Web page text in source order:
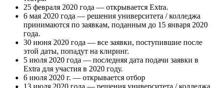
25 февраля 2020 года — открывается Extra.
6 мая 2020 года — решения университета / колледжа
принимаются по заявкам, поданным до 15 января 2020
года.
30 июня 2020 года — все заявки, поступившие после
этой даты, попадут на клиринг.
5 июля 2020 года — последняя дата подачи заявки в
Extra для участия в 2020 году.
6 июля 2020 г. — открывается отбор
13 июля 2020 года — решения университета / колледжа